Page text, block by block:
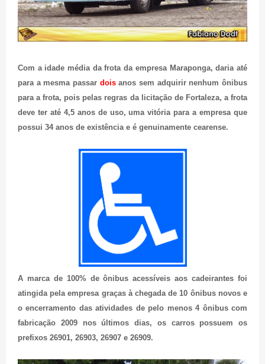
Com a idade média da frota da empresa Maraponga, daria até
para a mesma passar doisanos sem adquirir nenhum ônibus
para a frota, pois pelas regras da licitação de Fortaleza, a frota
deve ter até 4,5 anos de uso, uma vitória para a empresa que
possui 34 anos de existência e é genuinamente cearense.
A marca de 100% de ônibus acessíveis aos cadeirantes foi
atingida pela empresa graças à chegada de 10 ônibus novos e
o encerramento das atividades de pelo menos 4 ônibus com
fabricação 2009 nos últimos dias, os carros possuem os
prefixos 26901, 26903, 26907 e 26909.